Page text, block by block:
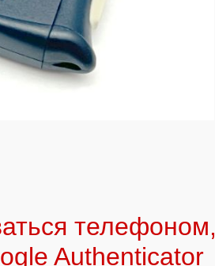
телефоном,
Authenticator